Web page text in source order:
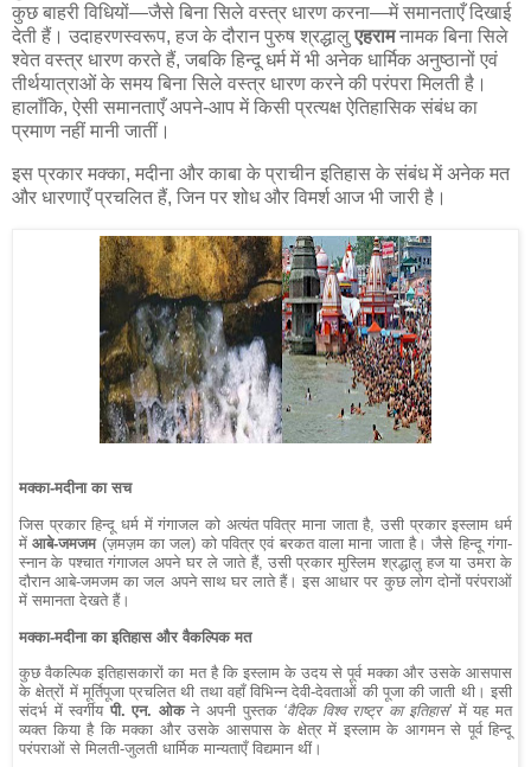
कुछ बाहरी विधियों—जैसे बिना सिले वस्त्र धारण करना—में समानताएँ दिखाई
देती हैं। उदाहरणस्वरूप, हज के दौरान पुरुष श्रद्धालुएहरामनामक बिना सिले
श्वेत वस्त्र धारण करते हैं, जबकि हिन्दू धर्म में भी अनेक धार्मिक अनुष्ठानों एवं
तीर्थयात्राओं के समय बिना सिले वस्त्र धारण करने की परंपरा मिलती है।
हालाँकि, ऐसी समानताएँ अपने-आप में किसी प्रत्यक्ष ऐतिहासिक संबंध का
प्रमाण नहीं मानी जातीं।
इस प्रकार मक्का, मदीना और काबा के प्राचीन इतिहास के संबंध में अनेक मत
और धारणाएँ प्रचलित हैं, जिन पर शोध और विमर्श आज भी जारी है।
मक्का-मदीना का सच
जिस प्रकार हिन्दू धर्म में गंगाजल को अत्यंत पवित्र माना जाता है, उसी प्रकार इस्लाम धर्म
मेंआबे-जमजम(ज़मज़म का जल) को पवित्र एवं बरकत वाला माना जाता है। जैसे हिन्दू गंगा-
स्नान के पश्चात गंगाजल अपने घर ले जाते हैं, उसी प्रकार मुस्लिम श्रद्धालु हज या उमरा के
दौरान आबे-जमजम का जल अपने साथ घर लाते हैं। इस आधार पर कुछ लोग दोनों परंपराओं
में समानता देखते हैं।
मक्का-मदीना का इतिहास और वैकल्पिक मत
कुछ वैकल्पिक इतिहासकारों का मत है कि इस्लाम के उदय से पूर्व मक्का और उसके आसपास
के क्षेत्रों में मूर्तिपूजा प्रचलित थी तथा वहाँ विभिन्न देवी-देवताओं की पूजा की जाती थी। इसी
संदर्भ में स्वर्गीय पी. एन. ओकने अपनी पुस्तक ‘वैदिक विश्व राष्ट्र का इतिहास’ में यह मत
व्यक्त किया है कि मक्का और उसके आसपास के क्षेत्र में इस्लाम के आगमन से पूर्व हिन्दू
परंपराओं से मिलती-जुलती धार्मिक मान्यताएँ विद्यमान थीं।